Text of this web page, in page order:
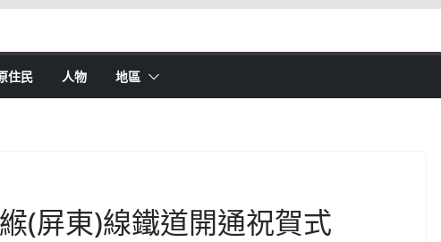
住民 人物 地區
(屏東)線鐵道開通祝賀式